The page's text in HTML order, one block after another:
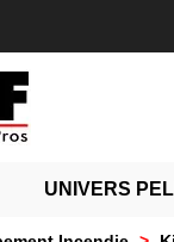
UNIVERS